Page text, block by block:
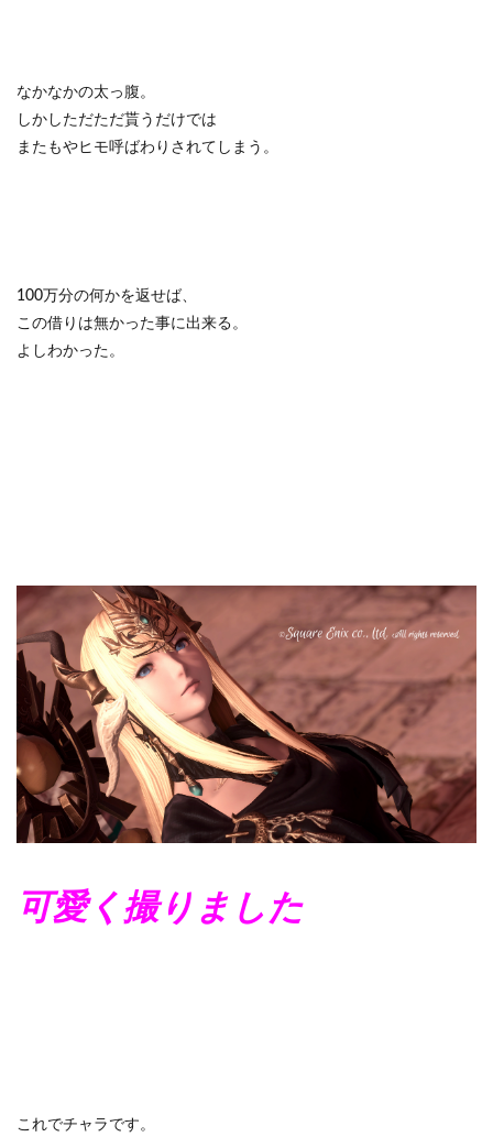
なかなかの太っ腹。
しかしただただ貰うだけでは
またもやヒモ呼ばわりされてしまう。
100万分の何かを返せば、
この借りは無かった事に出来る。
よしわかった。
可愛く撮りました
これでチャラです。